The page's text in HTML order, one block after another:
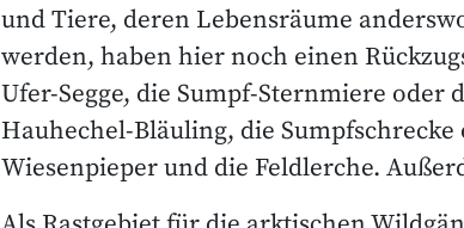
und Tiere, deren Lebensräume
werden, haben hier noch einen
Ufer-Segge, die Sumpf-Sternmiere oder
Hauhechel-Bläuling, die
Wiesenpieper und die Feldlerche.